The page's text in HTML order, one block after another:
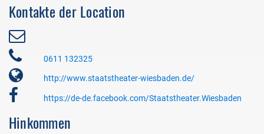
Kontakte der Location
0611 132325
http://www.staatstheater-wiesbaden.de/
https://de-de.facebook.com/Staatstheater.Wiesbaden
Hinkommen